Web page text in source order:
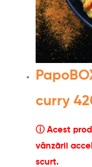
curry
ⓘ Acest
vânzării
scurt.